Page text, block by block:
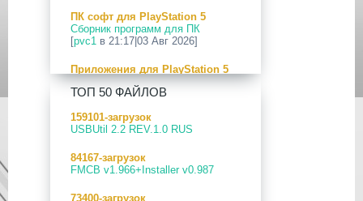
09 Апр 2026
[PS3|CFW] webMAN MOD
v1.47.48p
29 Мар 2026
[PS3] PS3HEN v3.5.0
19 Мар 2026
[PS Portal] Программное
18 Мар 2026
4.93 для PlayStation 3
ПК софт для PlayStation 5
Сборник программ для ПК
[pvc1 в 21:17|03 Авг 2026]
Приложения для PlayStation 5
PS5 Payload websrv v0.34
[pvc1 в 09:02|03 Авг 2026]
Приложения для PlayStation 5
PS5 payload shsrv v0.20
Приложения для PlayStation 5
ТОП 50 ФАЙЛОВ
159101-загрузок
USBUtil 2.2 REV.1.0 RUS
84167-загрузок
FMCB v1.966+Installer v0.987
73400-загрузок